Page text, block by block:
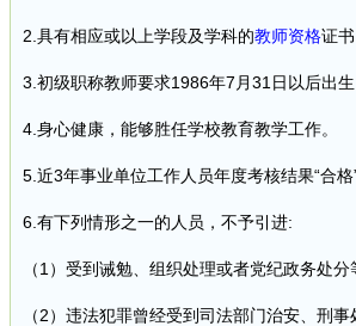
2.具有相应或以上学段及学科的教师资格证
3.初级职称教师要求1986年7月31日以后出
4.身心健康，能够胜任学校教育教学工作。​
5.近3年事业单位工作人员年度考核结果“合格
6.有下列情形之一的人员，不予引进:
（1）受到诫勉、组织处理或者党纪政务处分
（2）违法犯罪曾经受到司法部门治安、刑事